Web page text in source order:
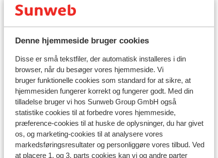
Denne hjemmeside bruger cookies
Disse er små tekstfiler, der automatisk installeres i din
browser, når du besøger vores hjemmeside. Vi
bruger funktionelle cookies som standard for at sikre, at
hjemmesiden fungerer korrekt og fungerer godt. Med din
tilladelse bruger vi hos Sunweb Group GmbH også
statistike cookies til at forbedre vores hjemmeside,
præference-cookies til at huske de oplysninger, du har givet
os, og marketing-cookies til at analysere vores
markedsføringsresultater og personliggøre vores tilbud. Ved
at placere 1. og 3. parts cookies kan vi og andre parter
I området
Afstand til lufthavn lyon: ca. 180 kilometer
Afstand til togstation saint michel/valloire: ca. 17
kilometer
Afstand til skipiste ca. 0 meter
Afstand til skilift ca. 300 meter
Afstand til skiskole ca. 300 meter
Afstand til nærmeste butikker ca. 800 meter
Liftkort/skileje/undervisning